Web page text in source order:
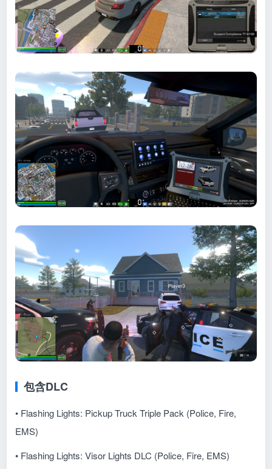
包含DLC
• Flashing Lights: Pickup Truck Triple Pack (Police, Fire,
EMS)
• Flashing Lights: Visor Lights DLC (Police, Fire, EMS)